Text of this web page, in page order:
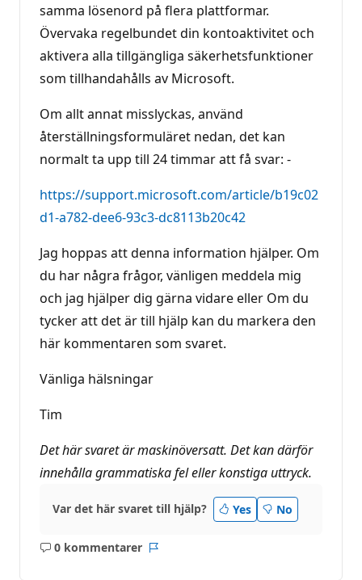
samma lösenord på flera plattformar.
Övervaka regelbundet din kontoaktivitet och
aktivera alla tillgängliga säkerhetsfunktioner
som tillhandahålls av Microsoft.
Om allt annat misslyckas, använd
återställningsformuläret nedan, det kan
normalt ta upp till 24 timmar att få svar: -
https://support.microsoft.com/article/b19c02
d1-a782-dee6-93c3-dc8113b20c42
Jag hoppas att denna information hjälper. Om
du har några frågor, vänligen meddela mig
och jag hjälper dig gärna vidare eller Om du
tycker att det är till hjälp kan du markera den
här kommentaren som svaret.
Vänliga hälsningar
Tim
Det här svaret är maskinöversatt. Det kan därför
innehålla grammatiska fel eller konstiga uttryck.
Var det här svaret till hjälp? Yes No
0 kommentarer
Inga